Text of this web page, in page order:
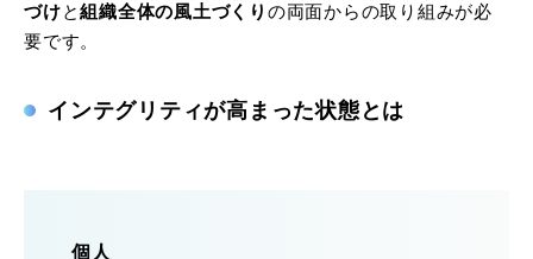
づけと組織全体の風土づくり の両面からの取り組みが必
要です。
インテグリティが高まった状態とは
個人